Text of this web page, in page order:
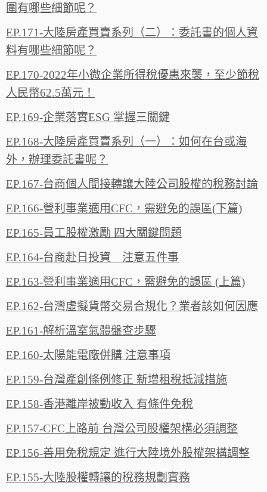
圍有哪些細節呢？
EP.171-大陸房產買賣系列（二）：委託書的個人資
料有哪些細節呢？
EP.170-2022年小微企業所得稅優惠來襲，至少節稅
人民幣62.5萬元！
EP.169-企業落實ESG 掌握三關鍵
EP.168-大陸房產買賣系列（一）：如何在台或海
外，辦理委託書呢？
EP.167-台商個人間接轉讓大陸公司股權的稅務討論
EP.166-營利事業適用CFC，需避免的誤區(下篇)
EP.165-員工股權激勵 四大關鍵問題
EP.164-台商赴日投資 注意五件事
EP.163-營利事業適用CFC，需避免的誤區 (上篇)
EP.162-台灣虛擬貨幣交易合規化？業者該如何因應
EP.161-解析溫室氣體盤查步驟
EP.160-太陽能電廠併購 注意事項
EP.159-台灣產創條例修正 新增租稅抵減措施
EP.158-香港離岸被動收入 有條件免稅
EP.157-CFC上路前 台灣公司股權架構必須調整
EP.156-善用免稅規定 進行大陸境外股權架構調整
EP.155-大陸股權轉讓的稅務規劃實務